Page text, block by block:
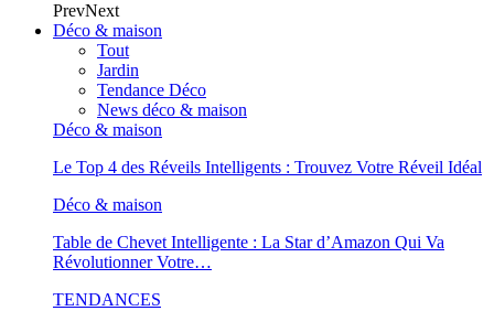
PrevNext
Déco & maison
Tout
Jardin
Tendance Déco
News déco & maison
Déco & maison
Le Top 4 des Réveils Intelligents : Trouvez Votre Réveil Idéal
Déco & maison
Table de Chevet Intelligente : La Star d’Amazon Qui Va
Révolutionner Votre…
TENDANCES